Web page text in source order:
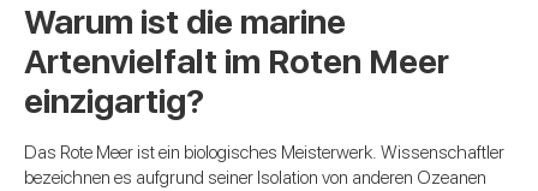
Warum ist die marine
Artenvielfalt im Roten Meer
einzigartig?
Das Rote Meer ist ein biologisches Meisterwerk. Wissenschaftler
bezeichnen es aufgrund seiner Isolation von anderen Ozeanen